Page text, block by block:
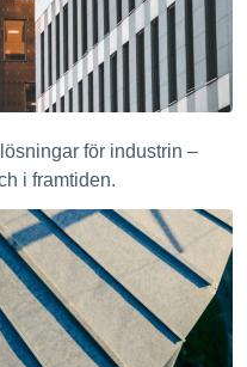
för industrin –
i framtiden.